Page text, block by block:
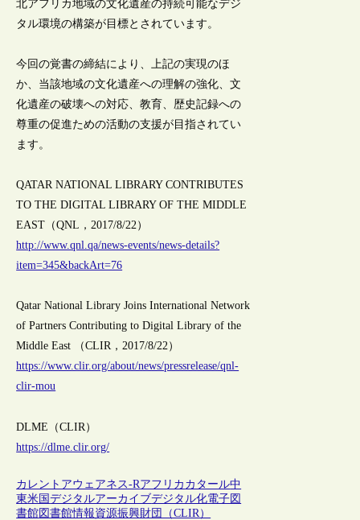
北アフリカ地域の文化遺産の持続可能なデジ
タル環境の構築が目標とされています。
今回の覚書の締結により、上記の実現のほ
か、当該地域の文化遺産への理解の強化、文
化遺産の破壊への対応、教育、歴史記録への
尊重の促進ための活動の支援が目指されてい
ます。
QATAR NATIONAL LIBRARY CONTRIBUTES
TO THE DIGITAL LIBRARY OF THE MIDDLE
EAST（QNL，2017/8/22）
http://www.qnl.qa/news-events/news-details?
item=345&backArt=76
Qatar National Library Joins International Network
of Partners Contributing to Digital Library of the
Middle East （CLIR，2017/8/22）
https://www.clir.org/about/news/pressrelease/qnl-
clir-mou
DLME（CLIR）
https://dlme.clir.org/
カレントアウェアネス-Rアフリカ カタール中
東米国デジタルアーカイブデジタル化電子図
書館図書館情報資源振興財団（CLIR）